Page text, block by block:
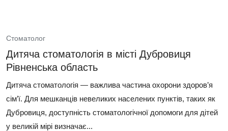
Стоматолог
Дитяча стоматологія в місті Дубровиця
Рівненська область
Дитяча стоматологія — важлива частина охорони здоров’я
сім’ї. Для мешканців невеликих населених пунктів, таких як
Дубровиця, доступність стоматологічної допомоги для дітей
у великій мірі визначає...